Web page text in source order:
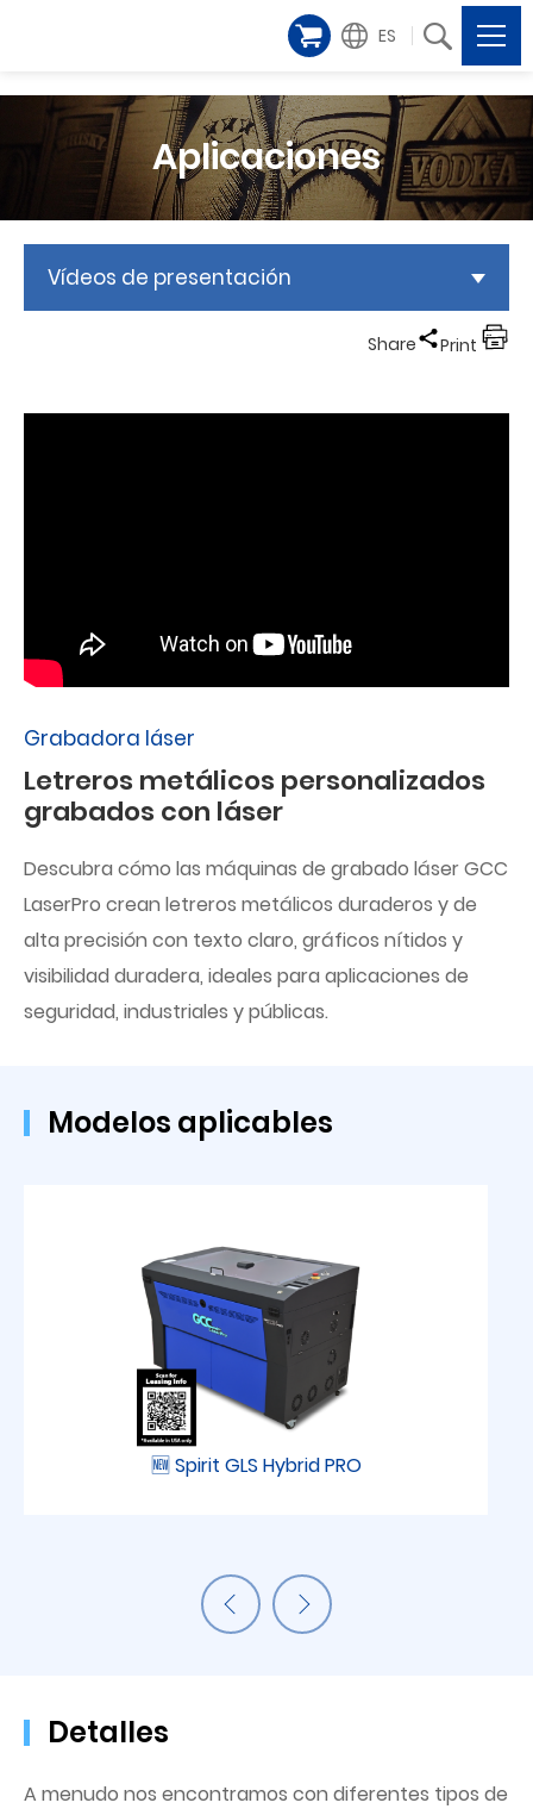
ES
Aplicaciones
Vídeos de presentación
Share Print
Grabadora láser
Letreros metálicos personalizados
grabados con láser
Descubra cómo las máquinas de grabado láser GCC
LaserPro crean letreros metálicos duraderos y de
alta precisión con texto claro, gráficos nítidos y
visibilidad duradera, ideales para aplicaciones de
seguridad, industriales y públicas.
Modelos aplicables
🆕 Spirit GLS Hybrid PRO
Detalles
A menudo nos encontramos con diferentes tipos de